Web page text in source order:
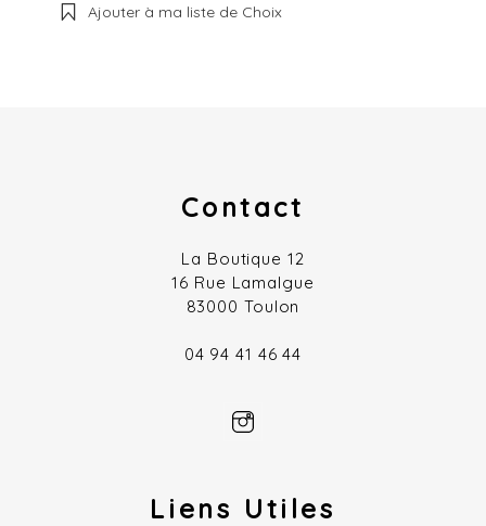
Ajouter à ma liste de Choix
Contact
La Boutique 12
16 Rue Lamalgue
83000 Toulon
04 94 41 46 44
Liens Utiles